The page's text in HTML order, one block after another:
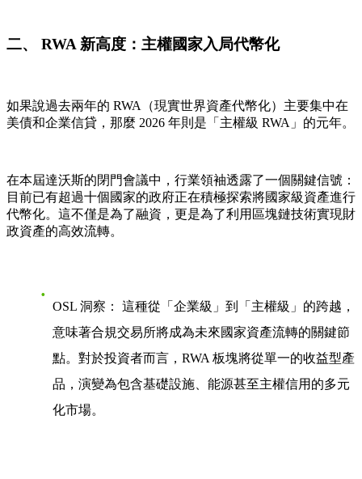
二、 RWA 新高度：主權國家入局代幣化
如果說過去兩年的 RWA（現實世界資產代幣化）主要集中在
美債和企業信貸，那麼 2026 年則是「主權級 RWA」的元年。
在本屆達沃斯的閉門會議中，行業領袖透露了一個關鍵信號：
目前已有超過十個國家的政府正在積極探索將國家級資產進行
代幣化。這不僅是為了融資，更是為了利用區塊鏈技術實現財
政資產的高效流轉。
OSL 洞察：
這種從「企業級」到「主權級」的跨越，
意味著合規交易所將成為未來國家資產流轉的關鍵節
點。對於投資者而言，RWA 板塊將從單一的收益型產
品，演變為包含基礎設施、能源甚至主權信用的多元
化市場。